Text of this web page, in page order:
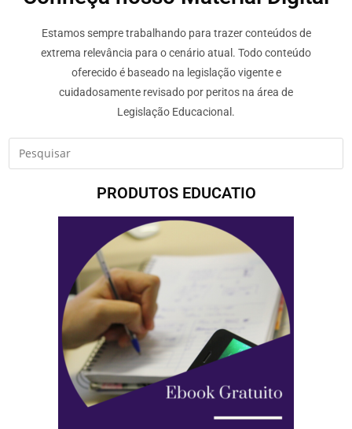
Estamos sempre trabalhando para trazer conteúdos de
extrema relevância para o cenário atual. Todo conteúdo
oferecido é baseado na legislação vigente e
cuidadosamente revisado por peritos na área de
Legislação Educacional.
PRODUTOS EDUCATIO